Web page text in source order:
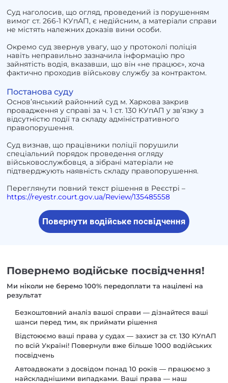
Суд наголосив, що огляд, проведений із порушенням
вимог ст. 266-1 КУпАП, є недійсним, а матеріали справи
не містять належних доказів вини особи.
Окремо суд звернув увагу, що у протоколі поліція
навіть неправильно зазначила інформацію про
зайнятість водія, вказавши, що він «не працює», хоча
фактично проходив військову службу за контрактом.
Постанова суду
Основ’янський районний суд м. Харкова закрив
провадження у справі за ч. 1 ст. 130 КУпАП у зв’язку з
відсутністю події та складу адміністративного
правопорушення.
Суд визнав, що працівники поліції порушили
спеціальний порядок проведення огляду
військовослужбовця, а зібрані матеріали не
підтверджують наявність складу правопорушення.
Переглянути повний текст рішення в Реєстрі –
https://reyestr.court.gov.ua/Review/135485558
Повернути водійське посвідчення
Повернемо водійське посвідчення!
Ми ніколи не беремо 100% передоплати та націлені на
результат
Безкоштовний аналіз вашої справи— дізнайтеся ваші
шанси перед тим, як приймати рішення
Відстоюємо ваші права у судах— захист за ст. 130 КУпАП
по всій Україні! Повернули вже більше 1000 водійських
посвідчень
Автоадвокати з досвідом понад 10 років— працюємо з
найскладнішими випадками. Ваші права — наш